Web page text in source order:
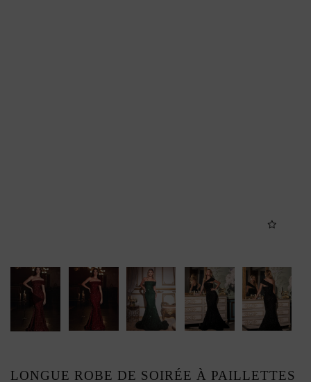
LONGUE ROBE DE SOIRÉE À PAILLETTES